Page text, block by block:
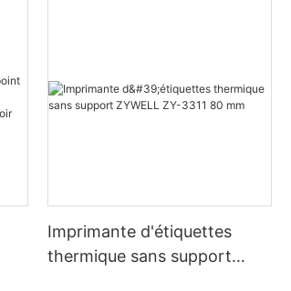
Imprimante d'étiquettes
thermique sans support